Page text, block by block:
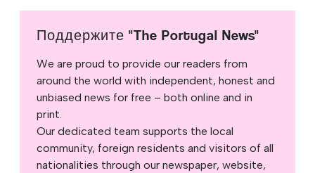
Поддержите "The Portugal News"
We are proud to provide our readers from
around the world with independent, honest and
unbiased news for free – both online and in
print.
Our dedicated team supports the local
community, foreign residents and visitors of all
nationalities through our newspaper, website,